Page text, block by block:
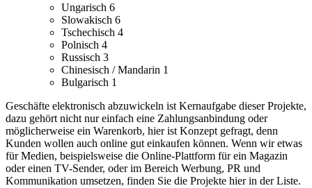
Ungarisch 6
Slowakisch 6
Tschechisch 4
Polnisch 4
Russisch 3
Chinesisch / Mandarin 1
Bulgarisch 1
Geschäfte elektronisch abzuwickeln ist Kernaufgabe dieser Projekte,
dazu gehört nicht nur einfach eine Zahlungsanbindung oder
möglicherweise ein Warenkorb, hier ist Konzept gefragt, denn
Kunden wollen auch online gut einkaufen können. Wenn wir etwas
für Medien, beispielsweise die Online-Plattform für ein Magazin
oder einen TV-Sender, oder im Bereich Werbung, PR und
Kommunikation umsetzen, finden Sie die Projekte hier in der Liste.